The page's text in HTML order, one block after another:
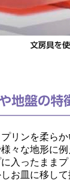
リンを柔ら
々な地形に
入ったまま
お皿に移し